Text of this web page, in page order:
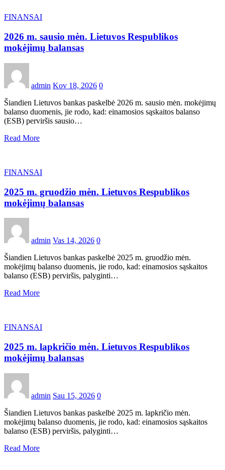
FINANSAI
2026 m. sausio mėn. Lietuvos Respublikos
mokėjimų balansas
admin Kov 18, 2026 0
Šiandien Lietuvos bankas paskelbė 2026 m. sausio mėn. mokėjimų
balanso duomenis, jie rodo, kad: einamosios sąskaitos balanso
(ESB) perviršis sausio…
Read More
FINANSAI
2025 m. gruodžio mėn. Lietuvos Respublikos
mokėjimų balansas
admin Vas 14, 2026 0
Šiandien Lietuvos bankas paskelbė 2025 m. gruodžio mėn.
mokėjimų balanso duomenis, jie rodo, kad: einamosios sąskaitos
balanso (ESB) perviršis, palyginti…
Read More
FINANSAI
2025 m. lapkričio mėn. Lietuvos Respublikos
mokėjimų balansas
admin Sau 15, 2026 0
Šiandien Lietuvos bankas paskelbė 2025 m. lapkričio mėn.
mokėjimų balanso duomenis, jie rodo, kad: einamosios sąskaitos
balanso (ESB) perviršis, palyginti…
Read More